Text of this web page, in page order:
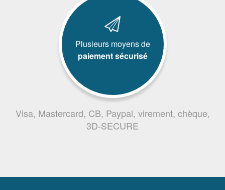
Plusieurs moyens de
paiement sécurisé
Visa, Mastercard, CB, Paypal, virement, chèque,
3D-SECURE